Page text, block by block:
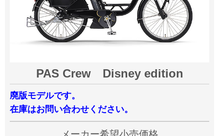
PAS Crew Disney edition
廃版モデルです。
在庫はお問い合わせください。